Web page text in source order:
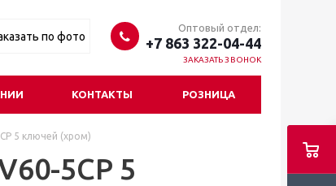
по фото
Оптовый отдел:
+7 863 322-04-44
ЗАКАЗАТЬ ЗВОНОК
КОНТАКТЫ РОЗНИЦА
5 ключей (хром)
5CP 5